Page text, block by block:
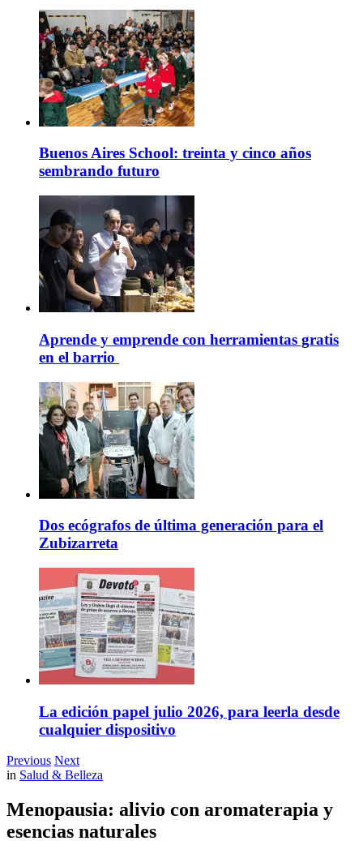
Buenos Aires School: treinta y cinco años
sembrando futuro
Aprende y emprende con herramientas gratis
en el barrio
Dos ecógrafos de última generación para el
Zubizarreta
La edición papel julio 2026, para leerla desde
cualquier dispositivo
Previous Next
in Salud & Belleza
Menopausia: alivio con aromaterapia y
esencias naturales